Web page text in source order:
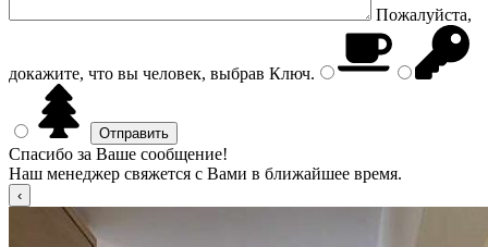
Пожалуйста,
докажите, что вы человек, выбрав Ключ.
Спасибо за Ваше сообщение!
Наш менеджер свяжется с Вами в ближайшее время.